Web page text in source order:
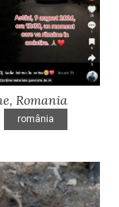
Romania
,
românia